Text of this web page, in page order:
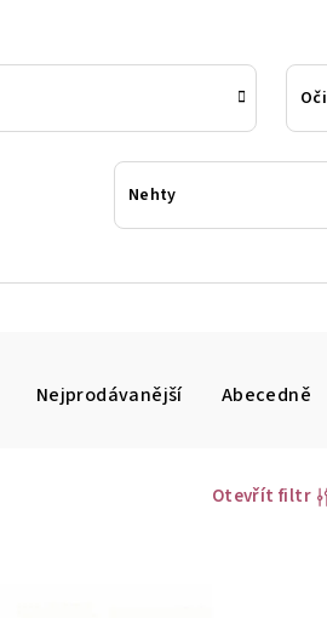
Oči
Nehty
Nejprodávanější Abecedně
Otevřít filtr